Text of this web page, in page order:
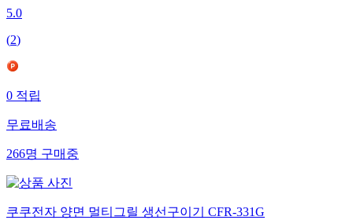
5.0
(2)
0 적립
무료배송
266명 구매중
쿠쿠전자 양면 멀티그릴 생선구이기 CFR-331G